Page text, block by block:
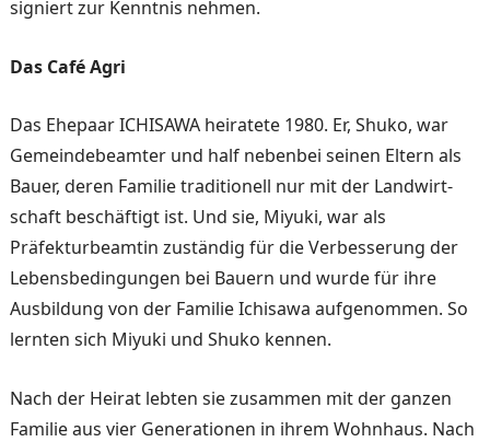
signiert zur Kenntnis nehmen.
Das Café Agri
Das Ehepaar ICHISAWA hei­ratete 1980. Er, Shuko, war
Gemeindebeamter und half nebenbei seinen Eltern als
Bauer, deren Familie traditio­nell nur mit der Landwirt­
schaft beschäftigt ist. Und sie, Miyuki, war als
Präfekturbe­amtin zuständig für die Ver­besserung der
Lebensbedin­gungen bei Bauern und wurde für ihre
Ausbildung von der Familie Ichisawa aufgenom­men. So
lernten sich Miyuki und Shuko kennen.
Nach der Heirat lebten sie zu­sammen mit der ganzen
Fami­lie aus vier Generationen in ihrem Wohnhaus. Nach